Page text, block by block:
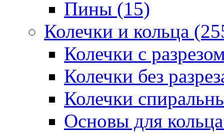
Пины (15)
Колечки и кольца
Колечки с
Колечки без
Колечки
Основы для